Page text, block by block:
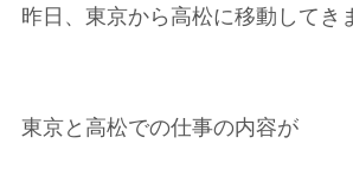
昨日、東京から高松に移動してき
東京と高松での仕事の内容が